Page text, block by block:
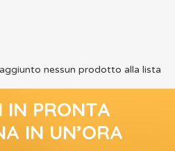
nessun prodotto alla lista
IN PRONTA
IN UN’ORA